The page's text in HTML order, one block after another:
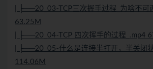
| ├──20_03-TCP三次握手过程_为啥不可
63.25M
| ├──20_04-TCP 四次挥手的过程_.mp4
| ├──20_05-什么是连接半打开，半关闭
114.06M